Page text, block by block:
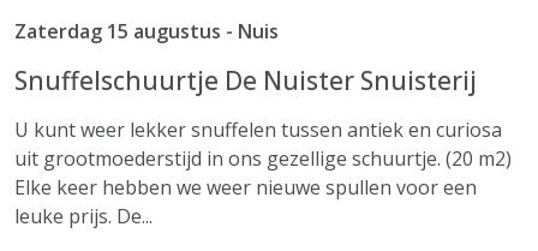
Zaterdag 15 augustus - Nuis
Snuffelschuurtje De Nuister Snuisterij
U kunt weer lekker snuffelen tussen antiek en curiosa
uit grootmoederstijd in ons gezellige schuurtje. (20 m2)
Elke keer hebben we weer nieuwe spullen voor een
leuke prijs. De...